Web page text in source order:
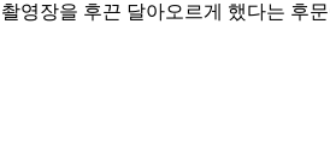
영장을 후끈 달아오르게 했다는 후